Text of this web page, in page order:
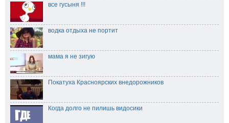
все гусыня !!!
водка отдыха не портит
мама я не зигую
Покатуха Красноярских внедорожников
Когда долго не пилишь видосики